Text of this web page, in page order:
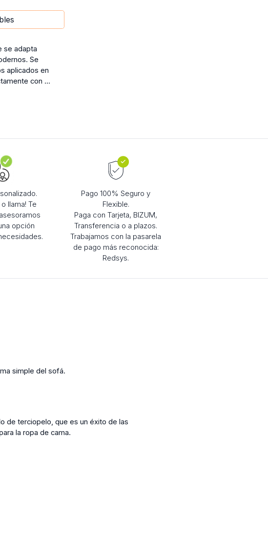
se adapta
Se
aplicados en
con ...
llama! Te
opción
Pago 100% Seguro y
Flexible.
Paga con Tarjeta, BIZUM,
Transferencia o a plazos.
Trabajamos con la pasarela
de pago más reconocida:
Redsys.
simple del sofá.
de terciopelo, que es un éxito de las
la ropa de cama.